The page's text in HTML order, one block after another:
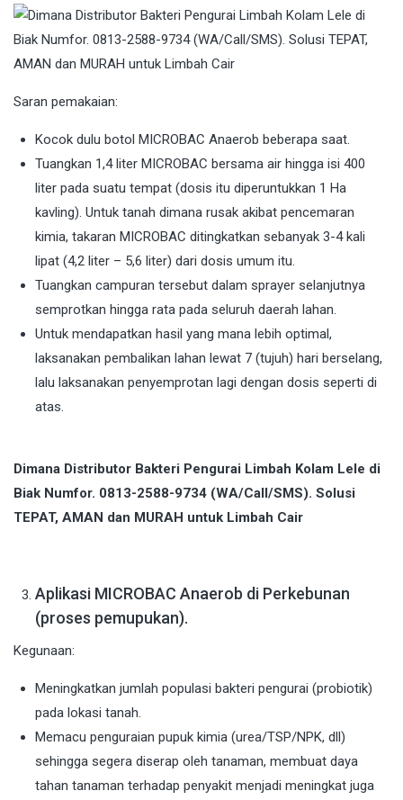
Saran pemakaian:
Kocok dulu botol MICROBAC Anaerob beberapa saat.
Tuangkan 1,4 liter MICROBAC bersama air hingga isi 400
liter pada suatu tempat (dosis itu diperuntukkan 1 Ha
kavling). Untuk tanah dimana rusak akibat pencemaran
kimia, takaran MICROBAC ditingkatkan sebanyak 3-4 kali
lipat (4,2 liter – 5,6 liter) dari dosis umum itu.
Tuangkan campuran tersebut dalam sprayer selanjutnya
semprotkan hingga rata pada seluruh daerah lahan.
Untuk mendapatkan hasil yang mana lebih optimal,
laksanakan pembalikan lahan lewat 7 (tujuh) hari berselang,
lalu laksanakan penyemprotan lagi dengan dosis seperti di
atas.
Dimana Distributor Bakteri Pengurai Limbah Kolam Lele di
Biak Numfor. 0813-2588-9734 (WA/Call/SMS). Solusi
TEPAT, AMAN dan MURAH untuk Limbah Cair
Aplikasi MICROBAC Anaerob di Perkebunan
(proses pemupukan).
Kegunaan:
Meningkatkan jumlah populasi bakteri pengurai (probiotik)
pada lokasi tanah.
Memacu penguraian pupuk kimia (urea/TSP/NPK, dll)
sehingga segera diserap oleh tanaman, membuat daya
tahan tanaman terhadap penyakit menjadi meningkat juga